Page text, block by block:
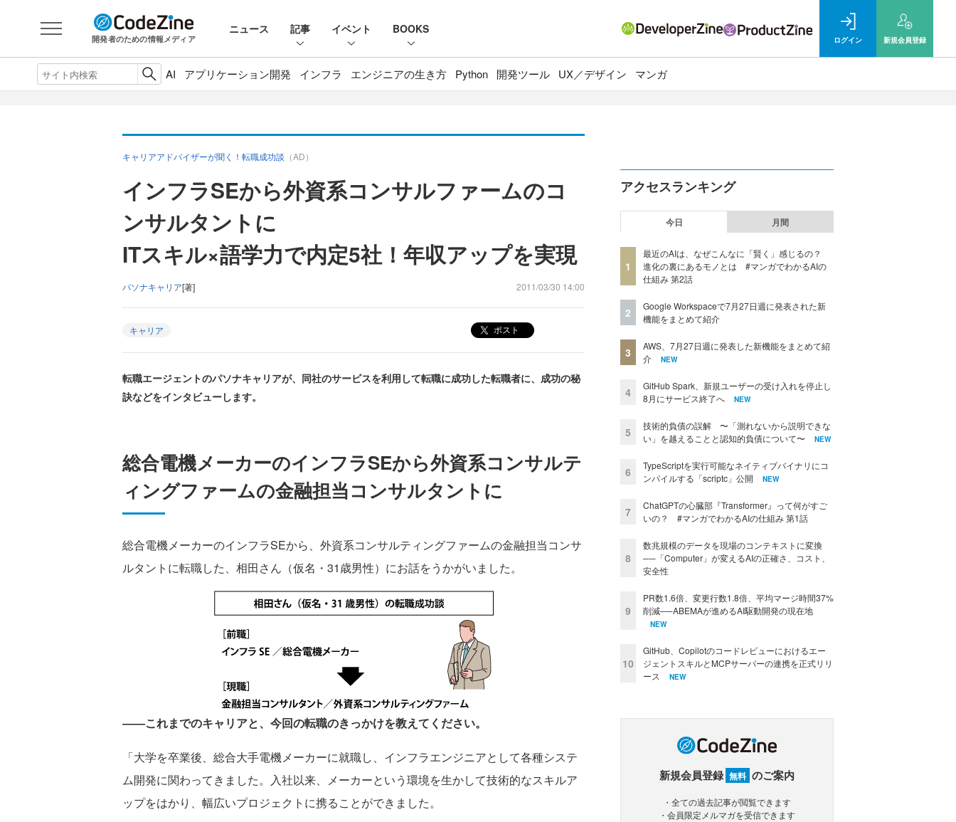
開発者のための情報メディア
ニュース 記事 イベント BOOKS
ログイン 新規会員登録
AI アプリケーション開発 インフラ エンジニアの生き方 Python 開発ツール UX／デザイン マンガ
キャリアアドバイザーが聞く！転職成功談 （AD）
インフラSEから外資系コンサルファームのコ
ンサルタントに
ITスキル×語学力で内定5社！年収アップを実現
パソナキャリア[著] 2011/03/30 14:00
キャリア ポスト
転職エージェントのパソナキャリアが、同社のサービスを利用して転職に成功した転職者に、成功の秘
訣などをインタビューします。
総合電機メーカーのインフラSEから外資系コンサルテ
ィングファームの金融担当コンサルタントに
総合電機メーカーのインフラSEから、外資系コンサルティングファームの金融担当コンサ
ルタントに転職した、相田さん（仮名・31歳男性）にお話をうかがいました。
――これまでのキャリアと、今回の転職のきっかけを教えてください。
「大学を卒業後、総合大手電機メーカーに就職し、インフラエンジニアとして各種システ
ム開発に関わってきました。入社以来、メーカーという環境を生かして技術的なスキルア
ップをはかり、幅広いプロジェクトに携ることができました。
アクセスランキング
今日 月間
1
最近のAIは、なぜこんなに「賢く」感じるの？
進化の裏にあるモノとは #マンガでわかるAIの
仕組み 第2話
2
Google Workspaceで7月27日週に発表された新
機能をまとめて紹介
3
AWS、7月27日週に発表した新機能をまとめて紹
介
NEW
4
GitHub Spark、新規ユーザーの受け入れを停止し
8月にサービス終了へ
NEW
5
技術的負債の誤解 〜「測れないから説明できな
い」を越えることと認知的負債について〜
NEW
6
TypeScriptを実行可能なネイティブバイナリにコ
ンパイルする「scriptc」公開
NEW
7
ChatGPTの心臓部『Transformer』って何がすご
いの？ #マンガでわかるAIの仕組み 第1話
8
数兆規模のデータを現場のコンテキストに変換
──「Computer」が変えるAIの正確さ、コスト、
安全性
9
PR数1.6倍、変更行数1.8倍、平均マージ時間37%
削減──ABEMAが進めるAI駆動開発の現在地
NEW
10
GitHub、Copilotのコードレビューにおけるエー
ジェントスキルとMCPサーバーの連携を正式リリ
ース
NEW
新規会員登録 無料 のご案内
・全ての過去記事が閲覧できます
・会員限定メルマガを受信できます